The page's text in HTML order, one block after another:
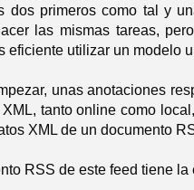
dos primeros como tal y
las mismas tareas,
eficiente utilizar un modelo
unas anotaciones
tanto online como
XML de un documento
RSS de este feed tiene la